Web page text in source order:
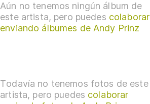
Aún no tenemos ningún álbum de
este artista, pero puedes colaborar
enviando álbumes de Andy Prinz
Todavía no tenemos fotos de este
artista, pero puedes colaborar